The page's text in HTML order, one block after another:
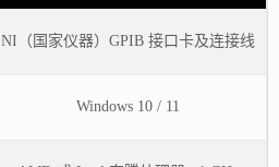
NI（国家仪器）GPIB 接口卡及连接线
Windows 10 / 11